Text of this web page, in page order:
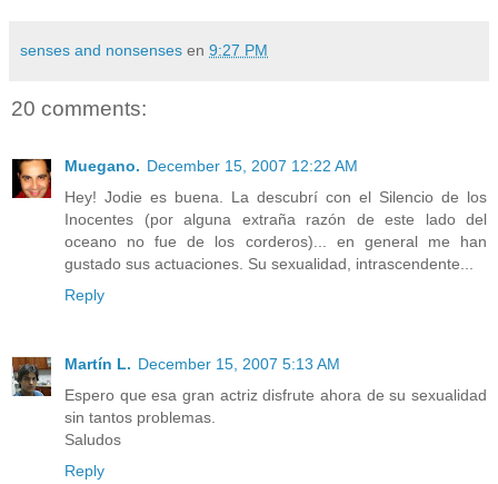
senses and nonsenses en 9:27 PM
20 comments:
Muegano. December 15, 2007 12:22 AM
Hey! Jodie es buena. La descubrí con el Silencio de los
Inocentes (por alguna extraña razón de este lado del
oceano no fue de los corderos)... en general me han
gustado sus actuaciones. Su sexualidad, intrascendente...
Reply
Martín L. December 15, 2007 5:13 AM
Espero que esa gran actriz disfrute ahora de su sexualidad
sin tantos problemas.
Saludos
Reply